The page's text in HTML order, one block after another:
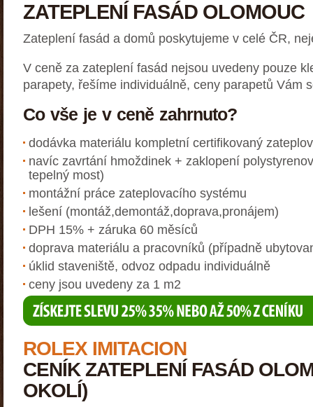
ZATEPLENÍ FASÁD OLOMOUC
Zateplení fasád a domů poskytujeme v celé ČR,
V ceně za zateplení fasád nejsou uvedeny pouze
parapety, řešíme individuálně, ceny parapetů Vám
Co vše je v ceně zahrnuto?
dodávka materiálu kompletní certifikovaný
navíc zavrtání hmoždinek + zaklopení
tepelný most)
montážní práce zateplovacího systému
lešení (montáž,demontáž,doprava,pronájem)
DPH 15% + záruka 60 měsíců
doprava materiálu a pracovníků (případně
úklid staveniště, odvoz odpadu individuálně
ceny jsou uvedeny za 1 m2
ROLEX IMITACION
CENÍK ZATEPLENÍ FASÁD
OKOLÍ)